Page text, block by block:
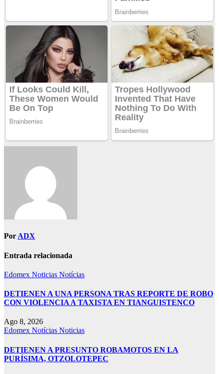
PorADX
Entrada relacionada
Edomex Noticias Notícias
DETIENEN A UNA PERSONA TRAS REPORTE DE ROBO
CON VIOLENCIA A TAXISTA EN TIANGUISTENCO
Ago 8, 2026
Edomex Notícias Noticias
DETIENEN A PRESUNTO ROBAMOTOS EN LA
PURÍSIMA, OTZOLOTEPEC